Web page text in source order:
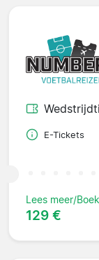
E-Tickets
Lees meer/Boek
129 €